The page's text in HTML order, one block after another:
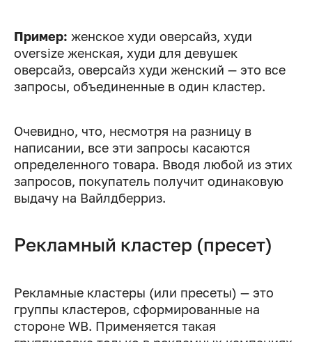
Пример: женское худи оверсайз, худи
oversize женская, худи для девушек
оверсайз, оверсайз худи женский — это все
запросы, объединенные в один кластер.
Очевидно, что, несмотря на разницу в
написании, все эти запросы касаются
определенного товара. Вводя любой из этих
запросов, покупатель получит одинаковую
выдачу на Вайлдберриз.
Рекламный кластер (пресет)
Рекламные кластеры (или пресеты) — это
группы кластеров, сформированные на
стороне WB. Применяется такая